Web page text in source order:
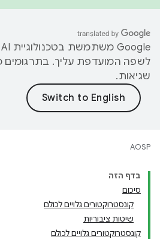
לשפה המועדפת עליך. בתרגומים
שגיאות.
AOSP
בדף הזה
סיכום
קונסטרוקטורים גלויים לכולם
שיטות ציבוריות
קונסטרוקטורים גלויים לכולם